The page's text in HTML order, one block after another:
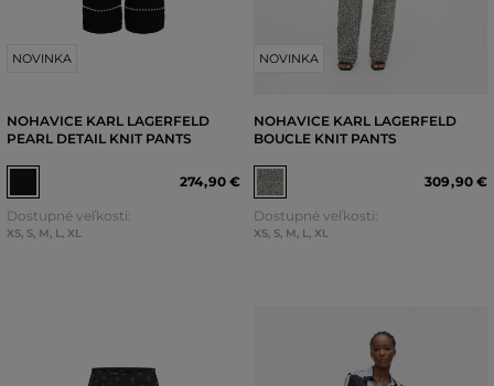
NOVINKA
NOHAVICE KARL LAGERFELD
PEARL DETAIL KNIT PANTS
274,90 €
Dostupné veľkosti:
XS, S, M, L, XL
NOVINKA
NOHAVICE KARL LAGERFELD
BOUCLE KNIT PANTS
309,90 €
Dostupné veľkosti:
XS, S, M, L, XL